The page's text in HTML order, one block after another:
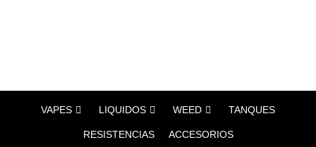
VAPES LIQUIDOS WEED TANQUES
RESISTENCIAS ACCESORIOS